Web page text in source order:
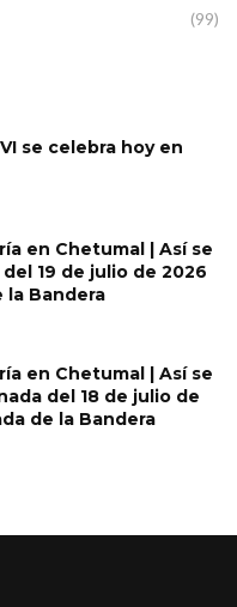
(99)
se celebra hoy en
en Chetumal | Así se
19 de julio de 2026
la Bandera
en Chetumal | Así se
del 18 de julio de
de la Bandera